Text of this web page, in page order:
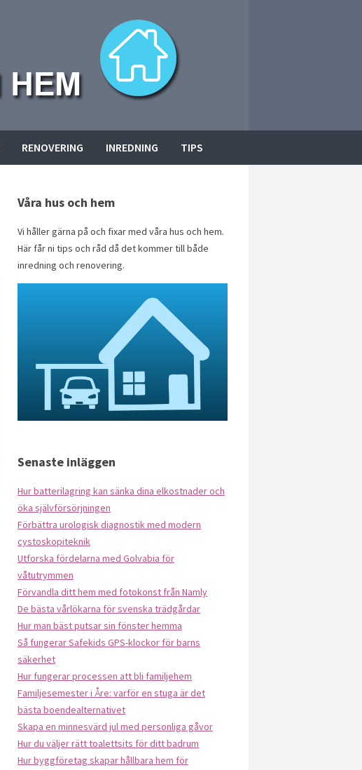
RENOVERING INREDNING TIPS
Våra hus och hem
Vi håller gärna på och fixar med våra hus och hem.
Här får ni tips och råd då det kommer till både
inredning och renovering.
Senaste inläggen
Hur batterilagring kan sänka dina elkostnader och
öka självförsörjningen
Förbättra urologisk diagnostik med modern
cystoskopiteknik
Utforska fördelarna med Golvabia för
våtutrymmen
Förvandla ditt hem med fotokonst från Namly
De bästa vårlökarna för svenska trädgårdar
Hur man bäst putsar sin fönster hemma
Så fungerar Safekids GPS-klockor för barns
säkerhet
Hur fungerar processen att bli familjehem
Familjesemester i Åre: varför en stuga är det
bästa boendealternativet
Skapa en minnesvärd jul med personliga gåvor
Hur du väljer rätt toalettsits för ditt badrum
Hur byggföretag skapar hållbara hem för